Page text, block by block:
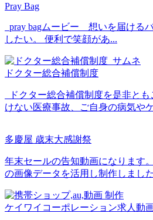
Pray Bag
pray bagムービー 想いを届ける
したい。 便利で笑顔があ...
ドクター総合補償制度
ドクター総合補償制度を是非と
けない医療事故、ご自身の病気や
多慶屋 歳末大感謝祭
年末セールの告知動画になります
の画像データを活用し制作しまし
ケイワイコーポレーション求人動